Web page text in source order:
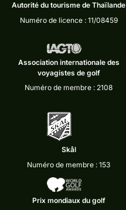
Autorité du tourisme de Thaïlande
Numéro de licence : 11/08459
Association internationale des
voyagistes de golf
Numéro de membre : 2108
Skål
Numéro de membre : 153
Prix mondiaux du golf